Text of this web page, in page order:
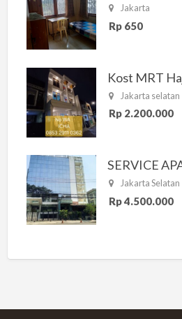
Jakarta
Rp 650
Jakarta selatan
Rp 2.200.000
Jakarta Selatan
Rp 4.500.000